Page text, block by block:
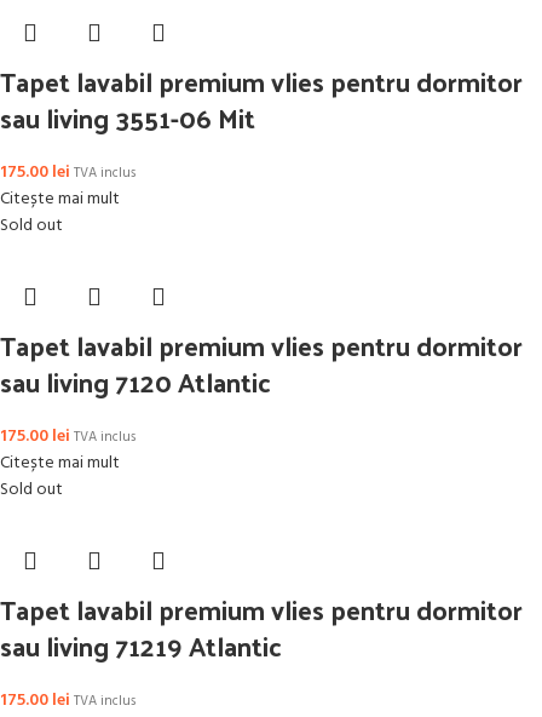
Tapet lavabil premium vlies pentru dormitor
sau living 3551-06 Mit
175.00lei TVA inclus
Citește mai mult
Sold out
Tapet lavabil premium vlies pentru dormitor
sau living 7120 Atlantic
175.00lei TVA inclus
Citește mai mult
Sold out
Tapet lavabil premium vlies pentru dormitor
sau living 71219 Atlantic
175.00lei TVA inclus